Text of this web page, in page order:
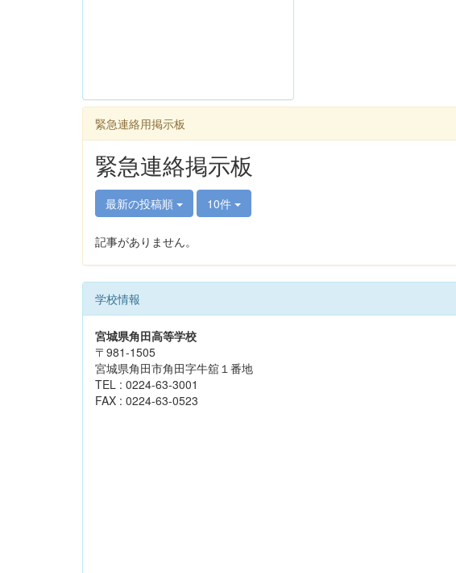
緊急連絡用掲示板
緊急連絡掲示板
最新の投稿順 10件
記事がありません。
学校情報
宮城県角田高等学校
〒981-1505
宮城県角田市角田字牛舘１番地
TEL : 0224-63-3001
FAX : 0224-63-0523